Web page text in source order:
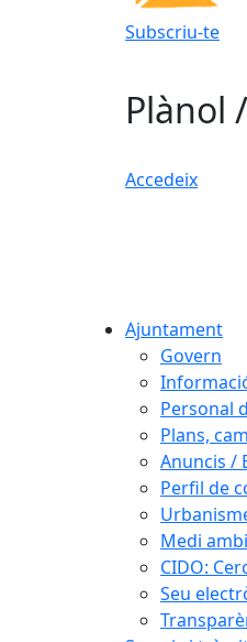
Subscriu-te
Plànol
Accedeix
Ajuntament
Govern
Personal
Plans,
Anuncis /
Perfil de
Medi
CIDO:
Seu